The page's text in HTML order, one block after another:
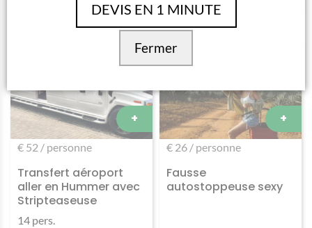
+
€ 52 / personne
Transfert aéroport
aller en Hummer avec
Stripteaseuse
14 pers.
+
€ 26 / personne
Fausse
autostoppeuse sexy
DEVIS EN 1 MINUTE
Fermer